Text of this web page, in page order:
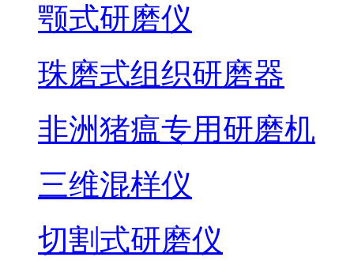
颚式研磨仪
珠磨式组织研磨器
非洲猪瘟专用研磨机
三维混样仪
切割式研磨仪